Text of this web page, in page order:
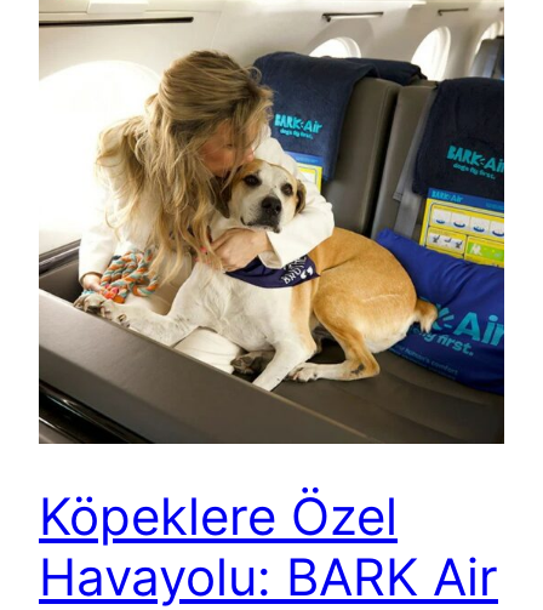
Köpeklere Özel
Havayolu: BARK Air